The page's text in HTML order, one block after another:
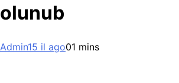
olunub
Admin15 il ago01 mins